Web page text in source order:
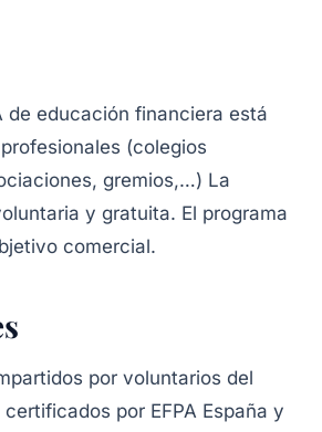
de educación financiera está
(colegios
gremios,…) La
y gratuita. El programa
comercial.
por voluntarios del
por EFPA España y